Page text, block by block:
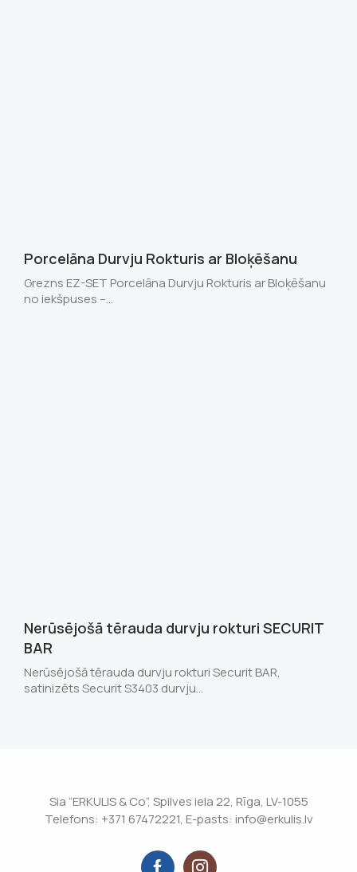
Porcelāna Durvju Rokturis ar Bloķēšanu
Grezns EZ-SET Porcelāna Durvju Rokturis ar Bloķēšanu
no iekšpuses –…
Nerūsējošā tērauda durvju rokturi SECURIT
BAR
Nerūsējošā tērauda durvju rokturi Securit BAR,
satinizēts Securit S3403 durvju…
Sia “ERKULIS & Co”, Spilves iela 22, Rīga, LV-1055
Telefons: +371 67472221, E-pasts: info@erkulis.lv